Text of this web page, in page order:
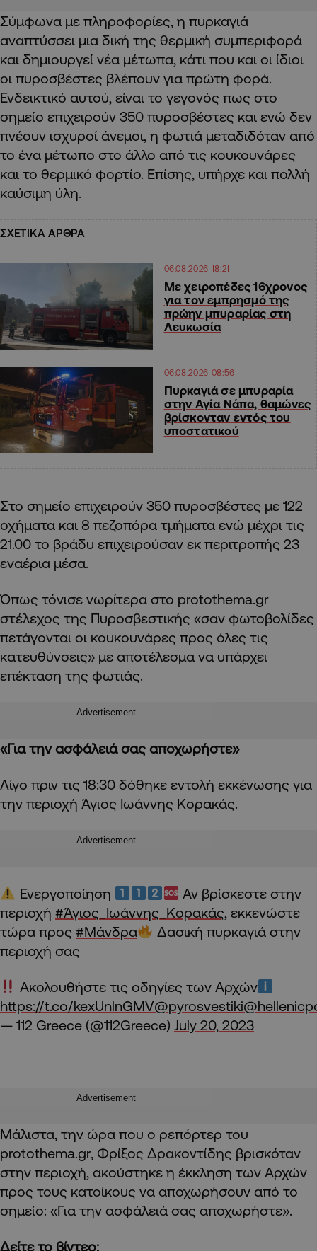
Σύμφωνα με πληροφορίες, η πυρκαγιά
αναπτύσσει μια δική της θερμική συμπεριφορά
και δημιουργεί νέα μέτωπα, κάτι που και οι ίδιοι
οι πυροσβέστες βλέπουν για πρώτη φορά.
Ενδεικτικό αυτού, είναι το γεγονός πως στο
σημείο επιχειρούν 350 πυροσβέστες και ενώ δεν
πνέουν ισχυροί άνεμοι, η φωτιά μεταδιδόταν από
το ένα μέτωπο στο άλλο από τις κουκουνάρες
και το θερμικό φορτίο. Επίσης, υπήρχε και πολλή
καύσιμη ύλη.
ΣΧΕΤΙΚΑ ΑΡΘΡΑ
06.08.2026 18:21
Με χειροπέδες 16χρονος
για τον εμπρησμό της
πρώην μπυραρίας στη
Λευκωσία
06.08.2026 08:56
Πυρκαγιά σε μπυραρία
στην Αγία Νάπα, θαμώνες
βρίσκονταν εντός του
υποστατικού
Στο σημείο επιχειρούν 350 πυροσβέστες με 122
οχήματα και 8 πεζοπόρα τμήματα ενώ μέχρι τις
21.00 το βράδυ επιχειρούσαν εκ περιτροπής 23
εναέρια μέσα.
Όπως τόνισε νωρίτερα στο protothema.gr
στέλεχος της Πυροσβεστικής «σαν φωτοβολίδες
πετάγονται οι κουκουνάρες προς όλες τις
κατευθύνσεις» με αποτέλεσμα να υπάρχει
επέκταση της φωτιάς.
Advertisement
«Για την ασφάλειά σας αποχωρήστε»
Λίγο πριν τις 18:30 δόθηκε εντολή εκκένωσης για
την περιοχή Άγιος Ιωάννης Κορακάς.
Advertisement
Ενεργοποίηση
Αν βρίσκεστε στην
περιοχή #Άγιος_Ιωάννης_Κορακάς, εκκενώστε
τώρα προς #Μάνδρα
Δασική πυρκαγιά στην
περιοχή σας
Ακολουθήστε τις οδηγίες των Αρχών
https://t.co/kexUnlnGMV@pyrosvestiki
— 112 Greece (@112Greece) July 20, 2023
Advertisement
Μάλιστα, την ώρα που ο ρεπόρτερ του
protothema.gr, Φρίξος Δρακοντίδης βρισκόταν
στην περιοχή, ακούστηκε η έκκληση των Αρχών
προς τους κατοίκους να αποχωρήσουν από το
σημείο: «Για την ασφάλειά σας αποχωρήστε».
Δείτε το βίντεο: